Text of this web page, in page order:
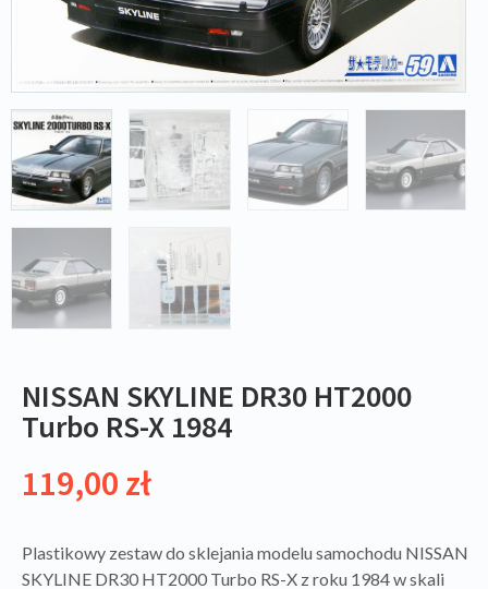
NISSAN SKYLINE DR30 HT2000
Turbo RS-X 1984
119,00 zł
Plastikowy zestaw do sklejania modelu samochodu NISSAN
SKYLINE DR30 HT2000 Turbo RS-X z roku 1984 w skali